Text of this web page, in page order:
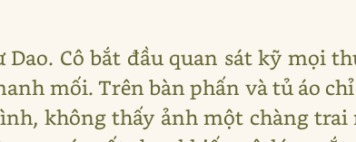
Cô bắt đầu quan sát kỹ mọi
mối. Trên bàn phấn và tủ áo
không thấy ảnh một chàng trai